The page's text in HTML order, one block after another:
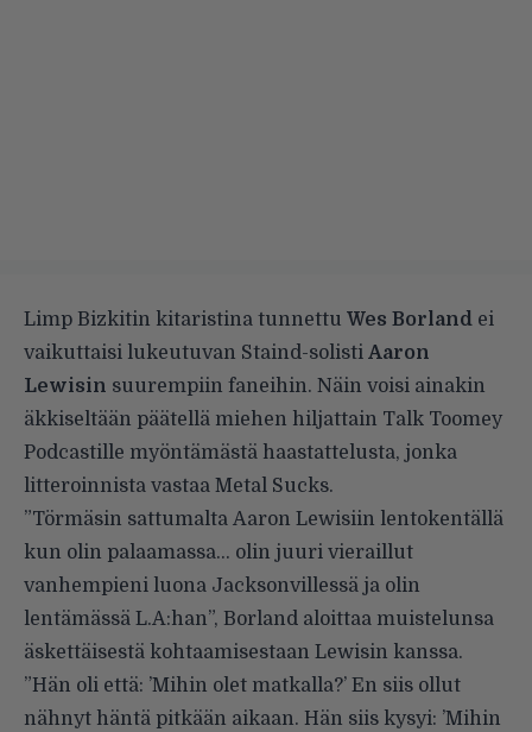
Limp Bizkitin kitaristina tunnettu Wes Borland ei
vaikuttaisi lukeutuvan Staind-solisti Aaron
Lewisin suurempiin faneihin. Näin voisi ainakin
äkkiseltään päätellä miehen hiljattain Talk Toomey
Podcastille myöntämästä haastattelusta, jonka
litteroinnista vastaa Metal Sucks.
”Törmäsin sattumalta Aaron Lewisiin lentokentällä
kun olin palaamassa… olin juuri vieraillut
vanhempieni luona Jacksonvillessä ja olin
lentämässä L.A:han”, Borland aloittaa muistelunsa
äskettäisestä kohtaamisestaan Lewisin kanssa.
”Hän oli että: ’Mihin olet matkalla?’ En siis ollut
nähnyt häntä pitkään aikaan. Hän siis kysyi: ’Mihin